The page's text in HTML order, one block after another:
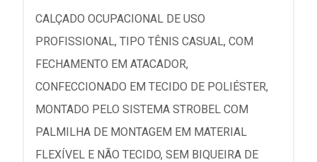
CALÇADO OCUPACIONAL DE USO
PROFISSIONAL, TIPO TÊNIS CASUAL, COM
FECHAMENTO EM ATACADOR,
CONFECCIONADO EM TECIDO DE POLIÉSTER,
MONTADO PELO SISTEMA STROBEL COM
PALMILHA DE MONTAGEM EM MATERIAL
FLEXÍVEL E NÃO TECIDO, SEM BIQUEIRA DE